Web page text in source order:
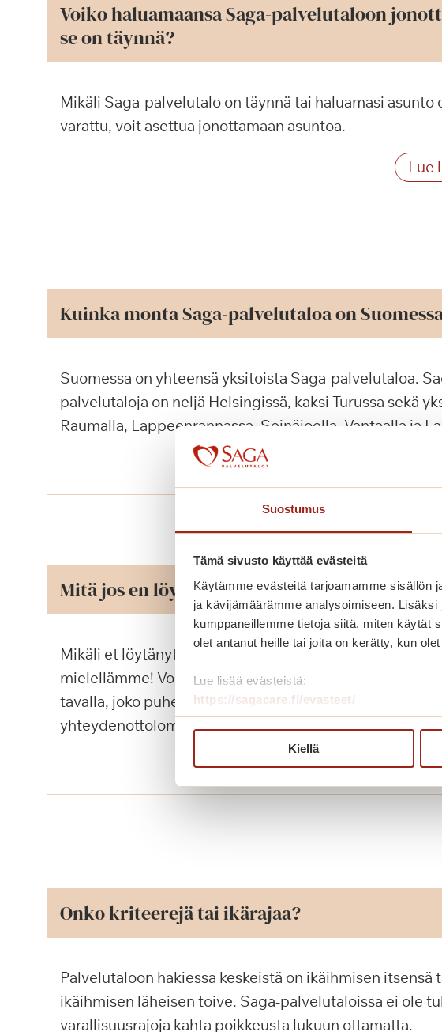
Suostumus
Tämä sivusto käyttää evästeitä
Käytämme evästeitä tarjoamamme sisällön
ja kävijämäärämme analysoimiseen.
kumppaneillemme tietoja siitä, miten käytät
olet antanut heille tai joita on kerätty, kun
Lue lisää evästeistä:
https://sagacare.fi/evasteet/
Kiellä
Voiko haluamaansa Saga-palvelutaloon
se on täynnä?
Mikäli Saga-palvelutalo on täynnä tai haluamasi asunto
varattu, voit asettua jonottamaan asuntoa.
Lue
Kuinka monta Saga-palvelutaloa on
Suomessa on yhteensä yksitoista Saga-palvelutaloa.
palvelutaloja on neljä Helsingissä, kaksi Turussa sekä
Raumalla, Lappeenrannassa, Seinäjoella, Vantaalla ja
Mitä jos en löytänyt vastausta kysymykseeni?
Mikäli et löytänyt vastausta kysymykseesi, autamme
mielellämme! Voit ottaa yhteyttä helposti itsellesi
tavalla, joko puhelimitse, sähköpostitse tai
yhteydenottolomakkeella.
Lue
Onko kriteerejä tai ikärajaa?
Palvelutaloon hakiessa keskeistä on ikäihmisen itsensä
ikäihmisen läheisen toive. Saga-palvelutaloissa ei ole
varallisuusrajoja kahta poikkeusta lukuun ottamatta.